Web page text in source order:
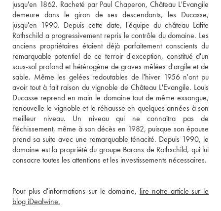
jusqu'en 1862. Racheté par Paul Chaperon, Château L'Evangile
demeure dans le giron de ses descendants, les Ducasse,
jusqu'en 1990. Depuis cette date, l'équipe du château Lafite
Rothschild a progressivement repris le contrôle du domaine. Les
anciens propriétaires étaient déjà parfaitement conscients du
remarquable potentiel de ce terroir d'exception, constitué d'un
sous-sol profond et hétérogène de graves mêlées d'argile et de
sable. Même les gelées redoutables de l'hiver 1956 n'ont pu
avoir tout à fait raison du vignoble de Château L'Evangile. Louis
Ducasse reprend en main le domaine tout de même exsangue,
renouvelle le vignoble et le réhausse en quelques années à son
meilleur niveau. Un niveau qui ne connaîtra pas de
fléchissement, même à son décès en 1982, puisque son épouse
prend sa suite avec une remarquable ténacité. Depuis 1990, le
domaine est la propriété du groupe Barons de Rothschild, qui lui
consacre toutes les attentions et les investissements nécessaires.
Pour plus d'informations sur le domaine, lire notre article sur le
blog iDealwine.